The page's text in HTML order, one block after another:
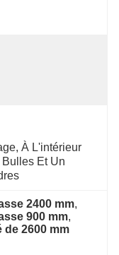
À L'intérieur
Et Un
2400 mm,
900 mm,
de 2600 mm